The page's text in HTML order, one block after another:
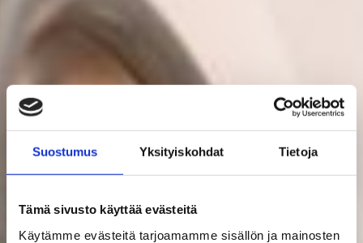
Suostumus Yksityiskohdat Tietoja
Tämä sivusto käyttää evästeitä
Käytämme evästeitä tarjoamamme sisällön ja mainosten